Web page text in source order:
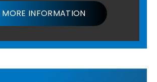
MORE INFORMATION